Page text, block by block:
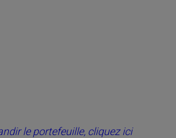
le portefeuille, cliquez ici